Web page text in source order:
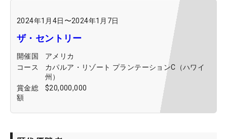
2024年1月4日 〜2024年1月7日
ザ・セントリー
開催国
アメリカ
コース
カパルア・リゾート プランテーションC（ハワイ
州）
賞金総
額
$20,000,000